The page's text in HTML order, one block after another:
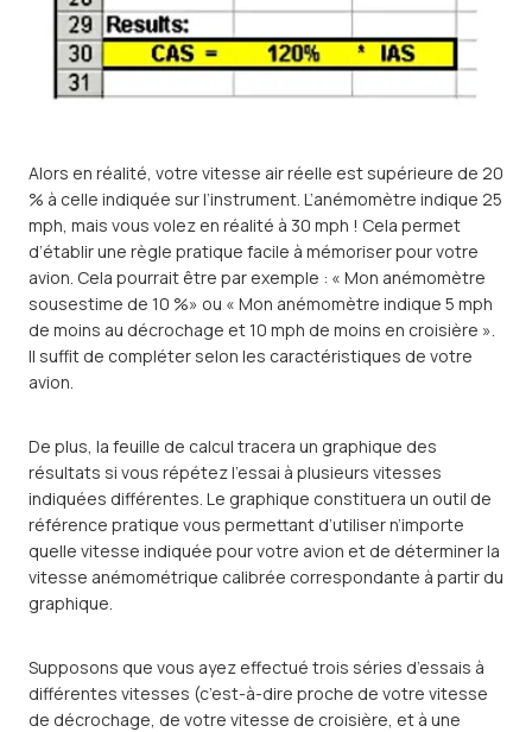
Alors en réalité, votre vitesse air réelle est supérieure de 20
% à celle indiquée sur l’instrument. L’anémomètre indique 25
mph, mais vous volez en réalité à 30 mph ! Cela permet
d’établir une règle pratique facile à mémoriser pour votre
avion. Cela pourrait être par exemple : « Mon anémomètre
sousestime de 10 %» ou « Mon anémomètre indique 5 mph
de moins au décrochage et 10 mph de moins en croisière ».
Il suffit de compléter selon les caractéristiques de votre
avion.
De plus, la feuille de calcul tracera un graphique des
résultats si vous répétez l’essai à plusieurs vitesses
indiquées différentes. Le graphique constituera un outil de
référence pratique vous permettant d’utiliser n’importe
quelle vitesse indiquée pour votre avion et de déterminer la
vitesse anémométrique calibrée correspondante à partir du
graphique.
Supposons que vous ayez effectué trois séries d’essais à
différentes vitesses (c’est-à-dire proche de votre vitesse
de décrochage, de votre vitesse de croisière, et à une